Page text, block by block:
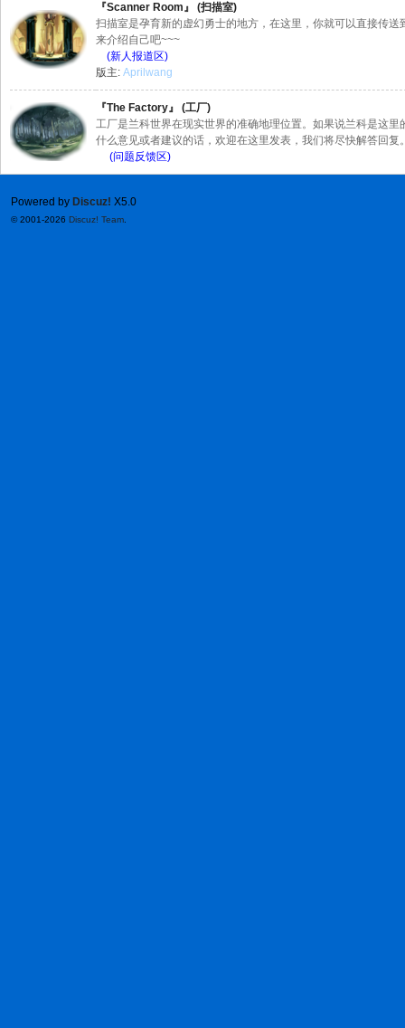
『Scanner Room』 (扫描室)
扫描室是孕育新的虚幻勇士的地方，在这里，你就可以直接传
来介绍自己吧~~~
(新人报道区)
版主: Aprilwang
『The Factory』 (工厂)
工厂是兰科世界在现实世界的准确地理位置。如果说兰科是这
什么意见或者建议的话，欢迎在这里发表，我们将尽快解答回复
(问题反馈区)
Powered by Discuz! X5.0
© 2001-2026 Discuz! Team